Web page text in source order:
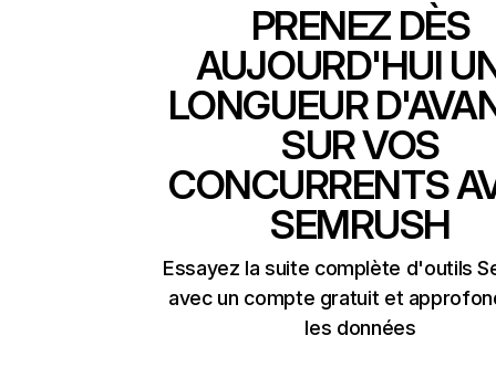
PRENEZ DÈS
AUJOURD'HUI
LONGUEUR
SUR VOS
CONCURRENTS
SEMRUSH
Essayez la suite complète d'outils
avec un compte gratuit et
les données